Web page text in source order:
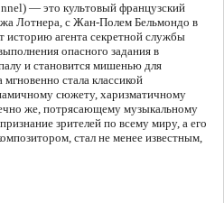
— это культовый французский
Лотнера, с Жан-Полем Бельмондо в
историю агента секретной службы
опасного задания в
и становится мишенью для
стала классикой
сюжету, харизматичному
же, потрясающему музыкальному
зрителей по всему миру, а его
стал не менее известным,